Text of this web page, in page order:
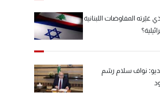
غيّرته المفاوضات اللبنانية
نواف سلام رسّم